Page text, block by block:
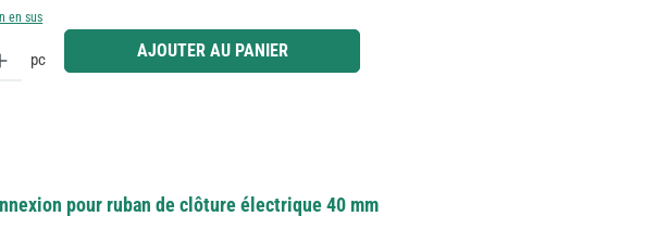
en sus
la quantité souhaitée ou utilisez les boutons pour augmenter ou diminuer la quantité.
pc AJOUTER AU PANIER
pour ruban de clôture électrique 40 mm